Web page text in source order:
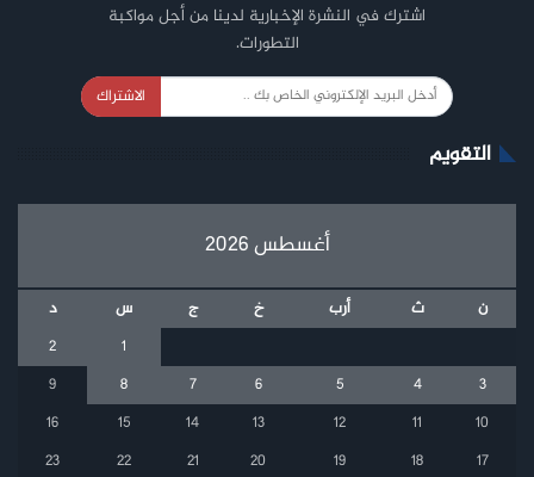
اشترك في النشرة الإخبارية لدينا من أجل مواكبة
التطورات.
الاشتراك
التقويم
أغسطس 2026
ن ث أرب خ ج س
د
1
2
3
4
5
6
7
8
9
10
11
12
13
14
15
16
17
18
19
20
21
22
23